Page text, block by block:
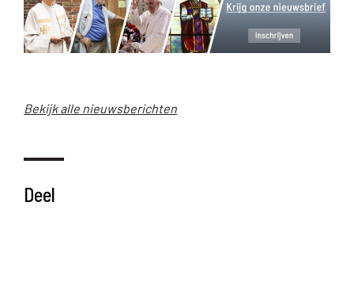
Bekijk alle nieuwsberichten
Deel